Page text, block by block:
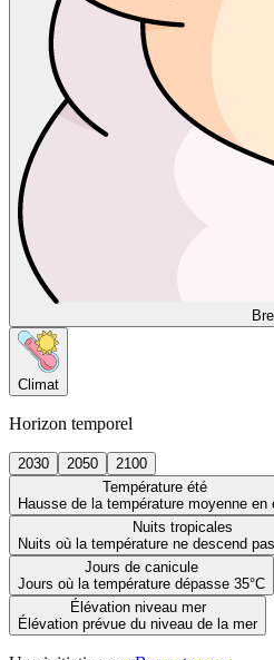
Climat
Horizon temporel
2030 2050
2100
Température été
Hausse de la température moyenne en
Nuits tropicales
Nuits où la température ne descend
Jours de canicule
Jours où la température dépasse 35°C
Élévation niveau mer
Élévation prévue du niveau de la mer